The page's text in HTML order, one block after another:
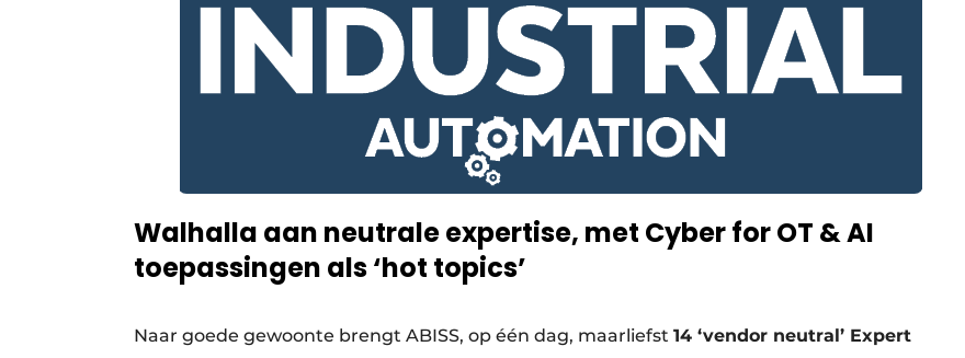
Walhalla aan neutrale expertise, met Cyber for OT & AI
toepassingen als ‘hot topics’
Naar goede gewoonte brengt ABISS, op één dag, maarliefst 14 ‘vendor neutral’ Expert